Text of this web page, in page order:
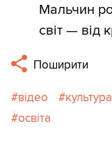
Мальчин
світ — від
Поширити
відео культура
освіта